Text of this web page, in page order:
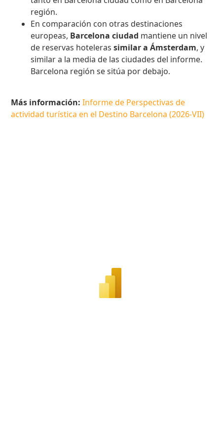
región.
En comparación con otras destinaciones
europeas, Barcelona ciudad mantiene un nivel
de reservas hotelerassimilar a Ámsterdam, y
similar a la media de las ciudades del informe.
Barcelona región se sitúa por debajo.
Más información: Informe de Perspectivas de
actividad turística en el Destino Barcelona (2026-VII)